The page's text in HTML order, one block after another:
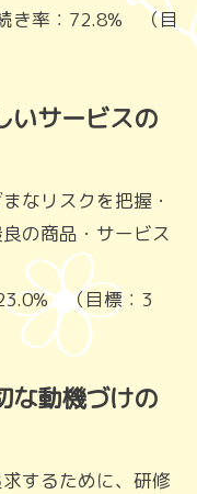
率：72.8% （目
サービスの
なリスクを把握・
の商品・サービス
（目標：3
動機づけの
するために、研修